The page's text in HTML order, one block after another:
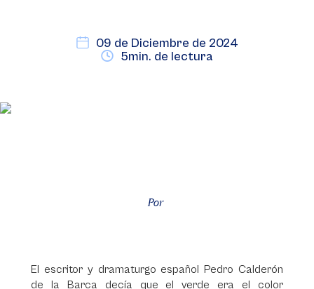
09 de Diciembre de 2024
5min. de lectura
Por
El escritor y dramaturgo español Pedro Calderón
de la Barca decía que el verde era el color